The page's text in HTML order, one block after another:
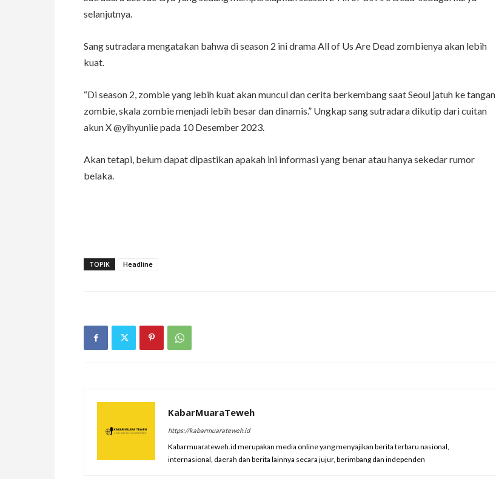
selanjutnya.
Sang sutradara mengatakan bahwa di season 2 ini drama All of Us Are Dead zombienya akan lebih
kuat.
“Di season 2, zombie yang lebih kuat akan muncul dan cerita berkembang saat Seoul jatuh ke tangan
zombie, skala zombie menjadi lebih besar dan dinamis.” Ungkap sang sutradara dikutip dari cuitan
akun X @yihyuniie pada 10 Desember 2023.
Akan tetapi, belum dapat dipastikan apakah ini informasi yang benar atau hanya sekedar rumor
belaka.
TOPIK Headline
KabarMuaraTeweh
https://kabarmuarateweh.id
Kabarmuarateweh.id merupakan media online yang menyajikan berita terbaru nasional,
internasional, daerah dan berita lainnya secara jujur, berimbang dan independen